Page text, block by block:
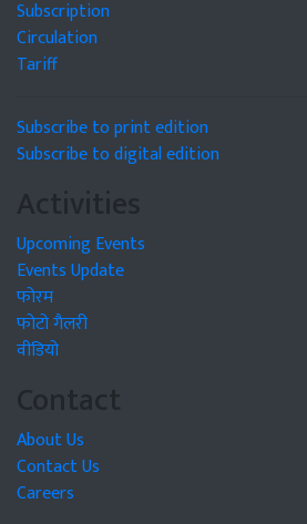
Subscription
Circulation
Tariff
Subscribe to print edition
Subscribe to digital edition
Activities
Upcoming Events
Events Update
फोरम
फोटो गैलरी
वीडियो
Contact
About Us
Contact Us
Careers